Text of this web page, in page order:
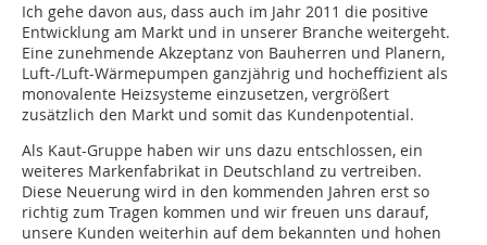
Ich gehe davon aus, dass auch im Jahr 2011 die positive
Entwicklung am Markt und in unserer Branche weitergeht.
Eine zunehmende Akzeptanz von Bauherren und Planern,
Luft-/Luft-Wärmepumpen ganzjährig und hocheffizient als
monovalente Heizsysteme einzusetzen, vergrößert
zusätzlich den Markt und somit das Kundenpotential.
Als Kaut-Gruppe haben wir uns dazu entschlossen, ein
weiteres Markenfabrikat in Deutschland zu vertreiben.
Diese Neuerung wird in den kommenden Jahren erst so
richtig zum Tragen kommen und wir freuen uns darauf,
unsere Kunden weiterhin auf dem bekannten und hohen